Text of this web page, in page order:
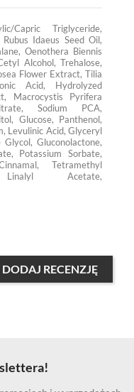
Capric Triglyceride,
Idaeus Seed Oil,
Oenothera Biennis
Alcohol, Trehalose,
Flower Extract, Tilia
Acid, Hydrolyzed
Macrocystis Pyrifera
Sodium PCA,
Glucose, Panthenol,
Levulinic Acid, Glyceryl
Gluconolactone,
Potassium Sorbate,
Tetramethyl
Linalyl Acetate,
DODAJ RECENZJĘ